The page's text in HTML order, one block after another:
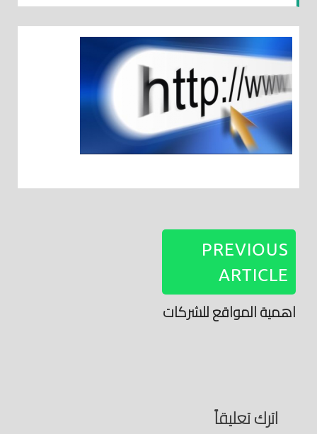
PREVIOUS
ARTICLE
اهمية المواقع للشركات
اترك تعليقاً